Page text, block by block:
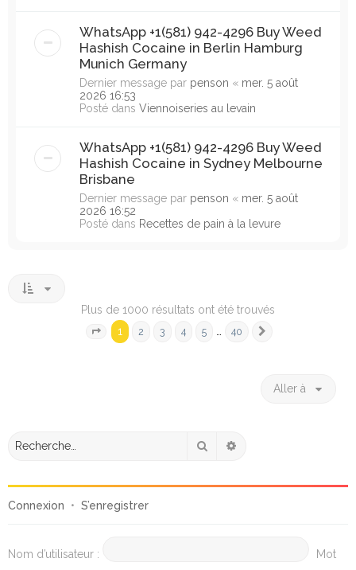
WhatsApp +1(581) 942-4296 Buy Weed
Hashish Cocaine in Berlin Hamburg
Munich Germany
Dernier message par penson « mer. 5 août
2026 16:53
Posté dans Viennoiseries au levain
WhatsApp +1(581) 942-4296 Buy Weed
Hashish Cocaine in Sydney Melbourne
Brisbane
Dernier message par penson « mer. 5 août
2026 16:52
Posté dans Recettes de pain à la levure
Plus de 1000 résultats ont été trouvés
Page1 sur 40
1 2 3 4 5 40
Aller à
Rechercher
Connexion • S’enregistrer
Nom d’utilisateur : Mot